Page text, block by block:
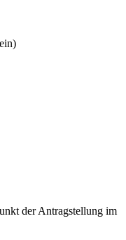
der Antragstellung im